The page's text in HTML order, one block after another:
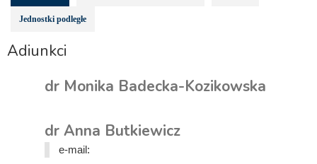
Jednostki podległe
Adiunkci
dr Monika Badecka-Kozikowska
dr Anna Butkiewicz
e-mail: